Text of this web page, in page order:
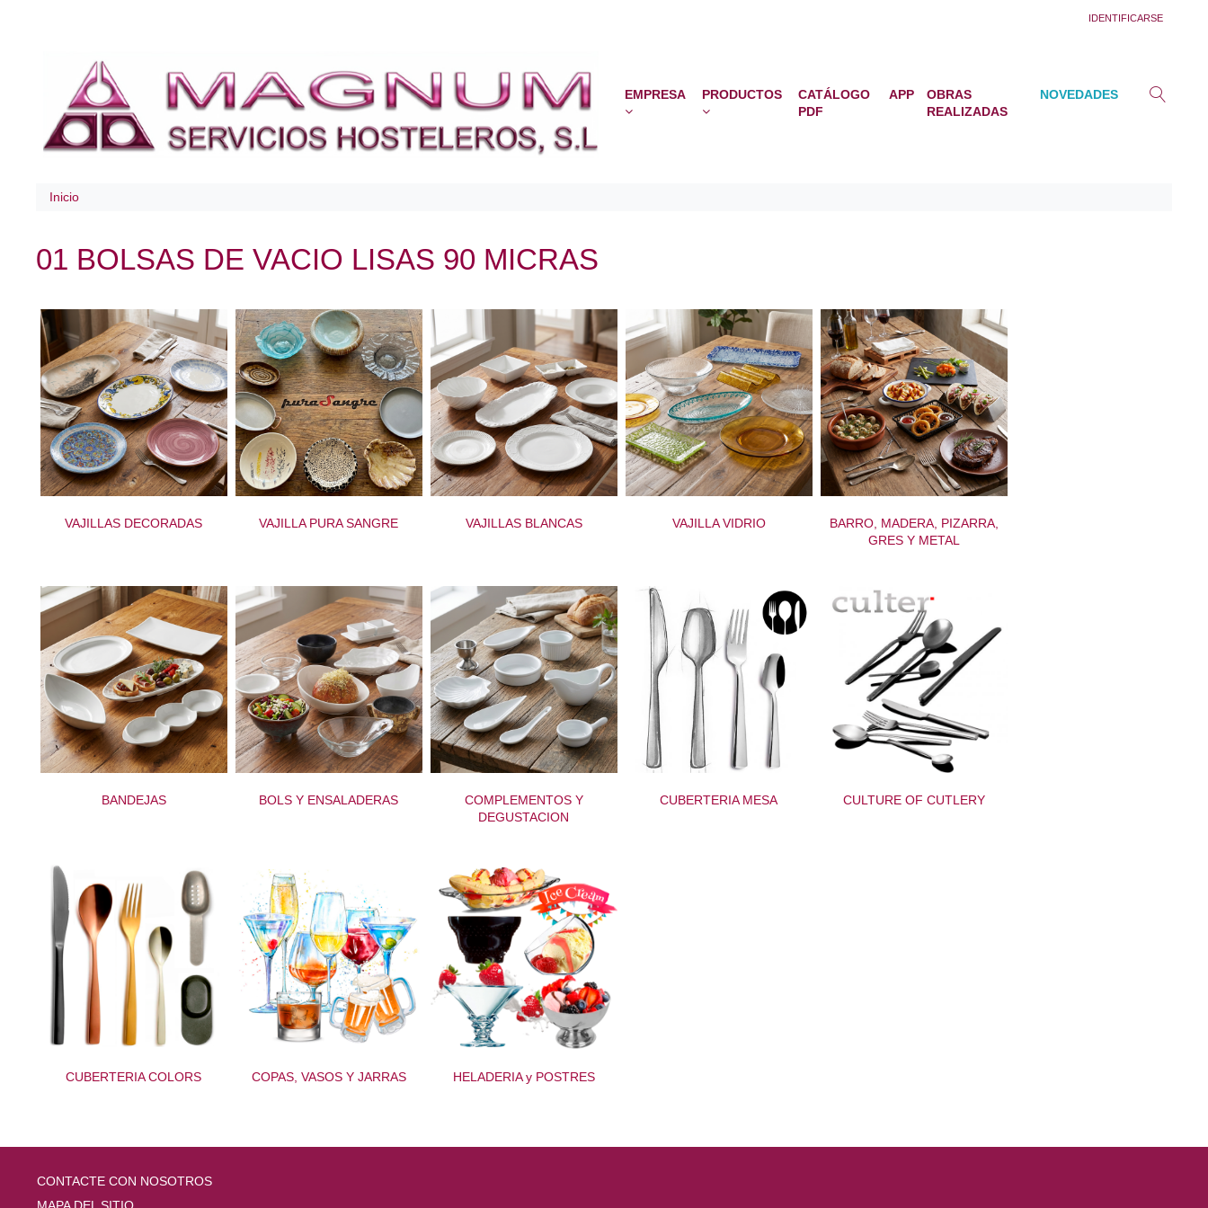
IDENTIFICARSE
EMPRESA PRODUCTOS
CATÁLOGO
PDF
APP
OBRAS
REALIZADAS
NOVEDADES
Inicio
01 BOLSAS DE VACIO LISAS 90 MICRAS
VAJILLAS DECORADAS VAJILLA PURA SANGRE VAJILLAS BLANCAS VAJILLA VIDRIO
BARRO, MADERA, PIZARRA,
GRES Y METAL
BANDEJAS BOLS Y ENSALADERAS
COMPLEMENTOS Y
DEGUSTACION
CUBERTERIA MESA CULTURE OF CUTLERY
CUBERTERIA COLORS COPAS, VASOS Y JARRAS HELADERIA y POSTRES
CONTACTE CON NOSOTROS